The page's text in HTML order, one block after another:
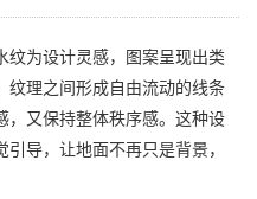
纹为设计灵感，图案呈现出类
纹理之间形成自由流动的线条
，又保持整体秩序感。这种设
导，让地面不再只是背景，